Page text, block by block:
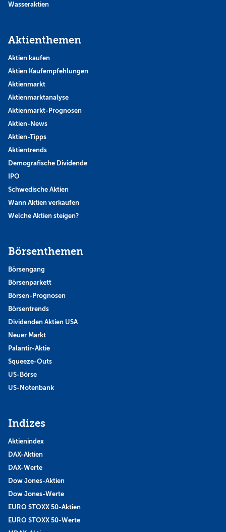
Wasseraktien
Aktienthemen
Aktien kaufen
Aktien Kaufempfehlungen
Aktienmarkt
Aktienmarktanalyse
Aktienmarkt-Prognosen
Aktien-News
Aktien-Tipps
Aktientrends
Demografische Dividende
IPO
Schwedische Aktien
Wann Aktien verkaufen
Welche Aktien steigen?
Börsenthemen
Börsengang
Börsenparkett
Börsen-Prognosen
Börsentrends
Dividenden Aktien USA
Neuer Markt
Palantir-Aktie
Squeeze-Outs
US-Börse
US-Notenbank
Indizes
Aktienindex
DAX-Aktien
DAX-Werte
Dow Jones-Aktien
Dow Jones-Werte
EURO STOXX 50-Aktien
EURO STOXX 50-Werte